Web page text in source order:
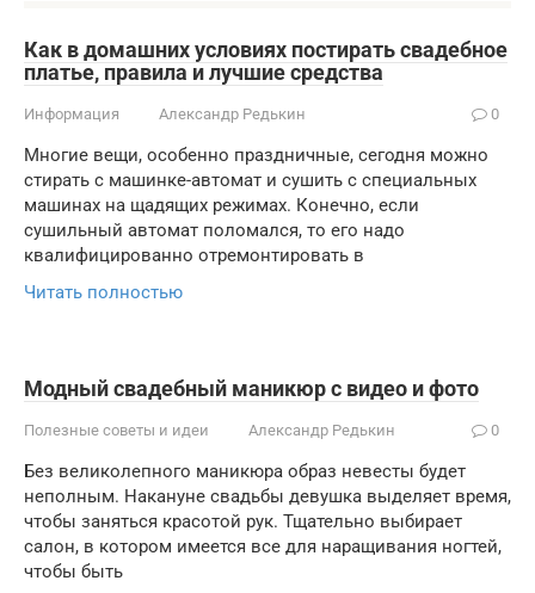
Как в домашних условиях постирать свадебное
платье, правила и лучшие средства
Информация Александр Редькин 0
Многие вещи, особенно праздничные, сегодня можно
стирать с машинке-автомат и сушить с специальных
машинах на щадящих режимах. Конечно, если
сушильный автомат поломался, то его надо
квалифицированно отремонтировать в
Читать полностью
Модный свадебный маникюр с видео и фото
Полезные советы и идеи Александр Редькин 0
Без великолепного маникюра образ невесты будет
неполным. Накануне свадьбы девушка выделяет время,
чтобы заняться красотой рук. Тщательно выбирает
салон, в котором имеется все для наращивания ногтей,
чтобы быть